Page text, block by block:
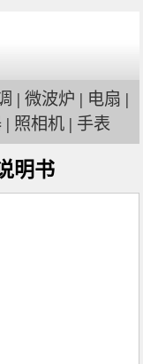
| 微波炉 | 电扇 |
| 照相机 | 手表
明书